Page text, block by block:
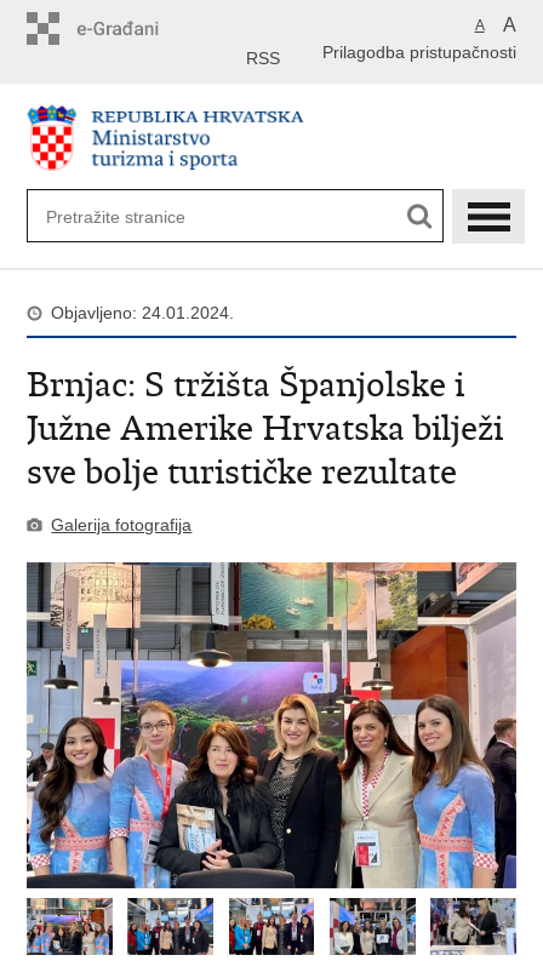
A A
Prilagodba pristupačnosti
RSS
Objavljeno: 24.01.2024.
Brnjac: S tržišta Španjolske i
Južne Amerike Hrvatska bilježi
sve bolje turističke rezultate
Galerija fotografija